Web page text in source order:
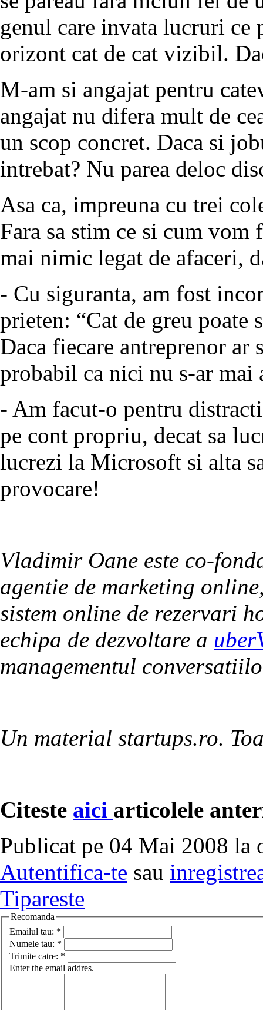
genul care invata lucruri ce
orizont cat de cat vizibil.
M-am si angajat pentru
angajat nu difera mult de
un scop concret. Daca si
intrebat? Nu parea deloc
Asa ca, impreuna cu trei
Fara sa stim ce si cum
mai nimic legat de afaceri,
- Cu siguranta, am fost
prieten: “Cat de greu poate
Daca fiecare antreprenor
probabil ca nici nu s-ar mai
- Am facut-o pentru
pe cont propriu, decat sa
lucrezi la Microsoft si alta
provocare!
Vladimir Oane este co-
agentie de marketing
sistem online de rezervari
echipa de dezvoltare a
managementul
Un material startups.ro.
Citeste aici articolele
Publicat pe 04 Mai 2008 la
Autentifica-te sau
Tipareste
Recomanda
Emailul tau: *
Numele tau: *
Trimite catre: *
Enter the email addres.